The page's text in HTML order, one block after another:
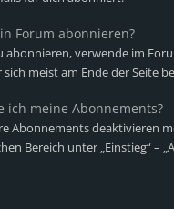
Forum abonnieren?
abonnieren, verwende im
sich meist am Ende der Seite
ich meine Abonnements?
Abonnements deaktivieren
Bereich unter „Einstieg“ –